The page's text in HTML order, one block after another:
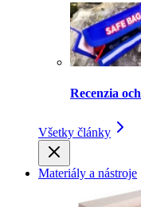
Recenzia
Všetky články
Materiály a nástroje